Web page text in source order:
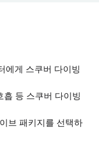
에게 스쿠버 다이빙
등 스쿠버 다이빙
브 패키지를 선택하